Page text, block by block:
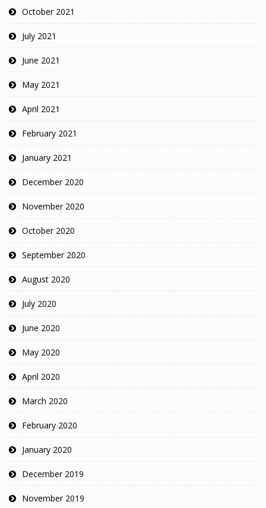
October 2021
July 2021
June 2021
May 2021
April 2021
February 2021
January 2021
December 2020
November 2020
October 2020
September 2020
August 2020
July 2020
June 2020
May 2020
April 2020
March 2020
February 2020
January 2020
December 2019
November 2019